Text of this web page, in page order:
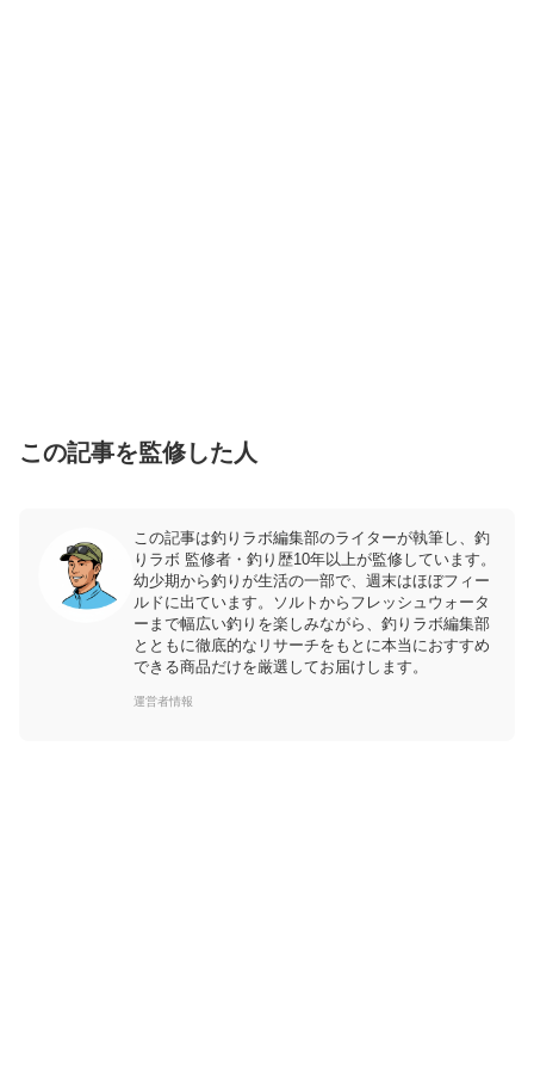
この記事を監修した人
この記事は釣りラボ編集部のライターが執筆し、釣
りラボ 監修者・釣り歴10年以上が監修しています。
幼少期から釣りが生活の一部で、週末はほぼフィー
ルドに出ています。ソルトからフレッシュウォータ
ーまで幅広い釣りを楽しみながら、釣りラボ編集部
とともに徹底的なリサーチをもとに本当におすすめ
できる商品だけを厳選してお届けします。
運営者情報